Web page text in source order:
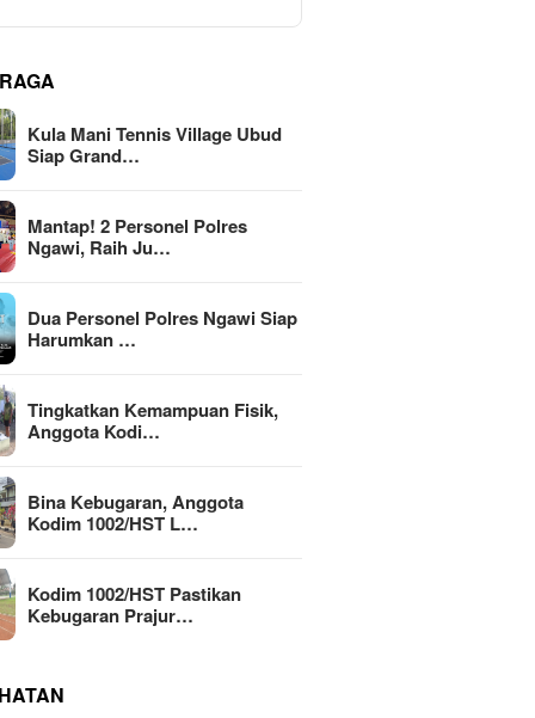
Kula Mani Tennis Village Ubud
Siap Grand…
Mantap! 2 Personel Polres
Ngawi, Raih Ju…
Dua Personel Polres Ngawi Siap
Harumkan …
Tingkatkan Kemampuan Fisik,
Anggota Kodi…
Bina Kebugaran, Anggota
Kodim 1002/HST L…
Kodim 1002/HST Pastikan
Kebugaran Prajur…